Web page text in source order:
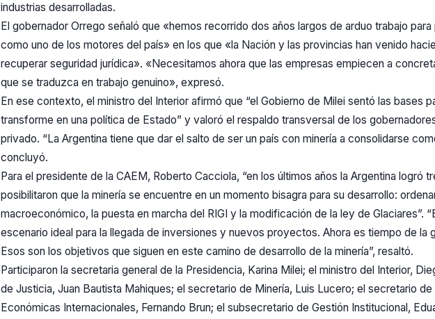
industrias desarrolladas.
El gobernador Orrego señaló que «hemos recorrido dos años largos de arduo trabajo para
como uno de los motores del país» en los que «la Nación y las provincias han venido
recuperar seguridad jurídica». «Necesitamos ahora que las empresas empiecen a
que se traduzca en trabajo genuino», expresó.
En ese contexto, el ministro del Interior afirmó que “el Gobierno de Milei sentó las bases
transforme en una política de Estado” y valoró el respaldo transversal de los
privado. “La Argentina tiene que dar el salto de ser un país con minería a consolidarse
concluyó.
Para el presidente de la CAEM, Roberto Cacciola, “en los últimos años la Argentina logró
posibilitaron que la minería se encuentre en un momento bisagra para su desarrollo:
macroeconómico, la puesta en marcha del RIGI y la modificación de la ley de Glaciares”.
escenario ideal para la llegada de inversiones y nuevos proyectos. Ahora es tiempo de la
Esos son los objetivos que siguen en este camino de desarrollo de la minería”, resaltó.
Participaron la secretaria general de la Presidencia, Karina Milei; el ministro del Interior,
de Justicia, Juan Bautista Mahiques; el secretario de Minería, Luis Lucero; el secretario de
Económicas Internacionales, Fernando Brun; el subsecretario de Gestión Institucional,